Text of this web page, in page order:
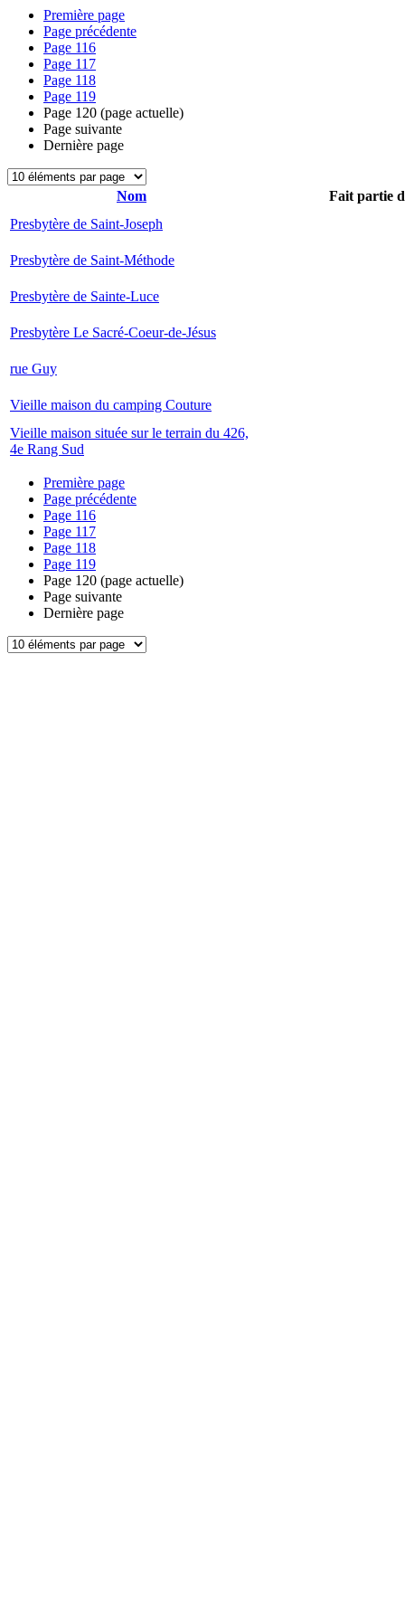
Première page
Page précédente
Page 116
Page 117
Page 118
Page 119
Page 120 (page actuelle)
Page suivante
Dernière page
Nom
Fait partie
Presbytère de Saint-Joseph
Presbytère de Saint-Méthode
Presbytère de Sainte-Luce
Presbytère Le Sacré-Coeur-de-Jésus
rue Guy
Vieille maison du camping Couture
Vieille maison située sur le terrain du 426,
4e Rang Sud
Première page
Page précédente
Page 116
Page 117
Page 118
Page 119
Page 120 (page actuelle)
Page suivante
Dernière page